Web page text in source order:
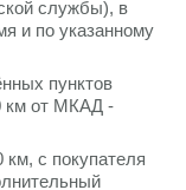
службы), в
и по указанному
пунктов
км от МКАД -
с покупателя